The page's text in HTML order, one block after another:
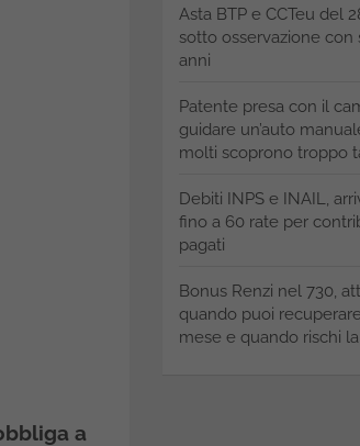
a
Asta BTP e CCTeu del
sotto osservazione con
anni
Patente presa con il
guidare un’auto
molti scoprono troppo
Debiti INPS e INAIL,
fino a 60 rate per
pagati
Bonus Renzi nel 730,
quando puoi
mese e quando rischi